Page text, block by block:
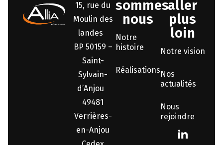
15, rue du
Moulin des
landes
BP 50159 –
Saint-
Sylvain-
d’Anjou
49481
Verrières-
en-Anjou
sommes-
nous
Notre
histoire
Réalisations
aller
plus
loin
Notre vision
Nos
actualités
Nous
rejoindre